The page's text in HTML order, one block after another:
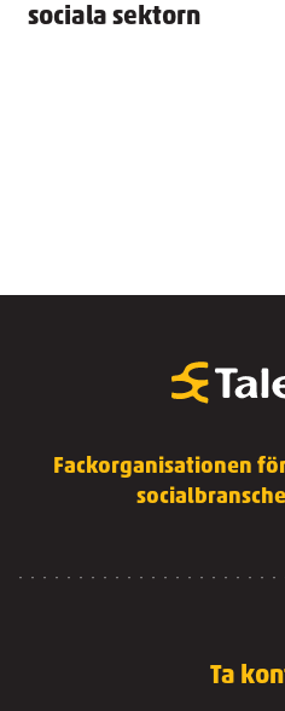
sociala sektorn
Fackorganisationen
Ta